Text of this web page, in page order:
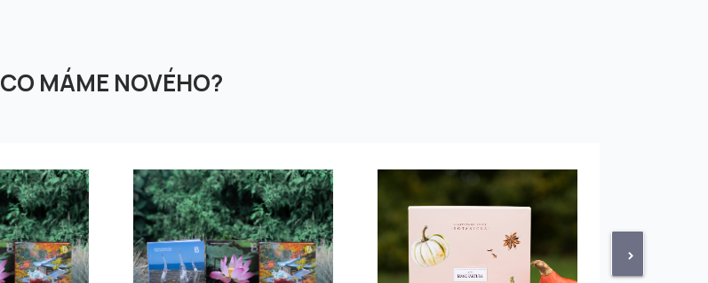
CO MÁME NOVÉHO?
>